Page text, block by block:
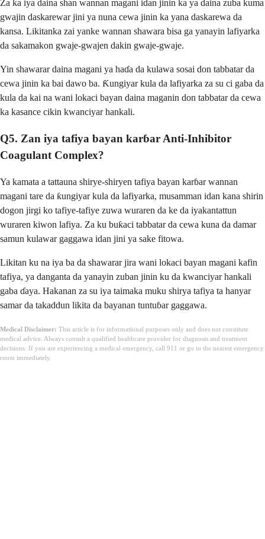
Za ka iya daina shan wannan magani idan jinin ka ya daina zuba kuma
gwajin daskarewar jini ya nuna cewa jinin ka yana daskarewa da
kansa. Likitanka zai yanke wannan shawara bisa ga yanayin lafiyarka
da sakamakon gwaje-gwajen dakin gwaje-gwaje.
Yin shawarar daina magani ya haɗa da kulawa sosai don tabbatar da
cewa jinin ka bai dawo ba. Ƙungiyar kula da lafiyarka za su ci gaba da
kula da kai na wani lokaci bayan daina maganin don tabbatar da cewa
ka kasance cikin kwanciyar hankali.
Q5. Zan iya tafiya bayan karɓar Anti-Inhibitor
Coagulant Complex?
Ya kamata a tattauna shirye-shiryen tafiya bayan karɓar wannan
magani tare da ƙungiyar kula da lafiyarka, musamman idan kana shirin
dogon jirgi ko tafiye-tafiye zuwa wuraren da ke da iyakantattun
wuraren kiwon lafiya. Za ku buƙaci tabbatar da cewa kuna da damar
samun kulawar gaggawa idan jini ya sake fitowa.
Likitan ku na iya ba da shawarar jira wani lokaci bayan magani kafin
tafiya, ya danganta da yanayin zuban jinin ku da kwanciyar hankali
gaba ɗaya. Hakanan za su iya taimaka muku shirya tafiya ta hanyar
samar da takaddun likita da bayanan tuntuɓar gaggawa.
Medical Disclaimer: This article is for informational purposes only and does not constitute
medical advice. Always consult a qualified healthcare provider for diagnosis and treatment
decisions. If you are experiencing a medical emergency, call 911 or go to the nearest emergency
room immediately.